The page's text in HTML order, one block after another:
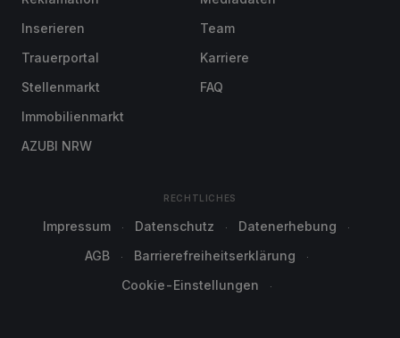
Inserieren
Trauerportal
Stellenmarkt
Immobilienmarkt
AZUBI NRW
Team
Karriere
FAQ
RECHTLICHES
Impressum Datenschutz
Datenerhebung
AGB
Barrierefreiheitserklärung
Cookie-Einstellungen